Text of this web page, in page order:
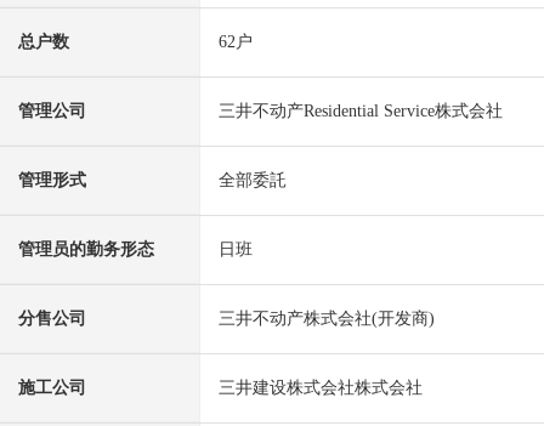
总户数 62户
管理公司 三井不动产Residential Service株式会社
管理形式 全部委託
管理员的勤务形态 日班
分售公司 三井不动产株式会社(开发商)
施工公司 三井建设株式会社株式会社